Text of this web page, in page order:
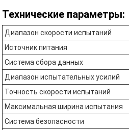
Технические параметры:
Диапазон скорости испытаний
Источник питания
Система сбора данных
Диапазон испытательных усилий
Точность скорости испытаний
Максимальная ширина испытания
Система безопасности